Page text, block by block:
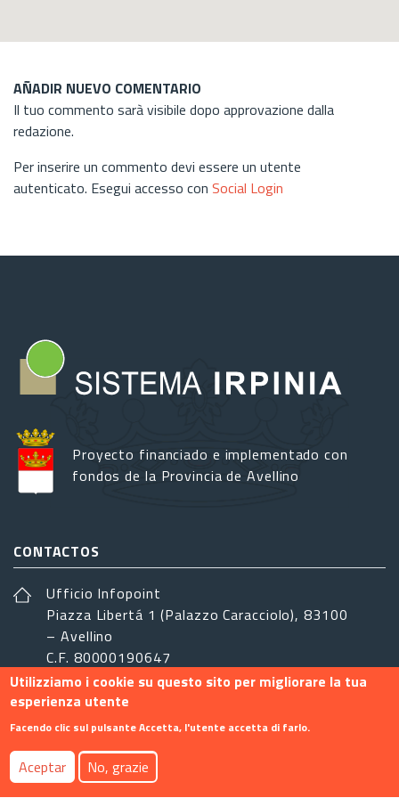
AÑADIR NUEVO COMENTARIO
Il tuo commento sarà visibile dopo approvazione dalla
redazione.
Per inserire un commento devi essere un utente
autenticato. Esegui accesso con Social Login
Proyecto financiado e implementado con
fondos de la Provincia de Avellino
CONTACTOS
Ufficio Infopoint
Piazza Libertá 1 (Palazzo Caracciolo), 83100
– Avellino
C.F. 80000190647
sistemairpinia@provincia.avellino.it
SÍGANOS
Utilizziamo i cookie su questo sito per migliorare la tua
esperienza utente
Facendo clic sul pulsante Accetta, l'utente accetta di farlo.
Aceptar No, grazie